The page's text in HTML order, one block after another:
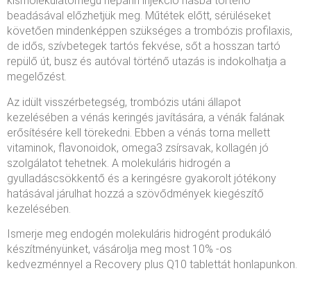
beadásával előzhetjük meg. Műtétek előtt, sérüléseket
követően mindenképpen szükséges a trombózis profilaxis,
de idős, szívbetegek tartós fekvése, sőt a hosszan tartó
repülő út, busz és autóval történő utazás is indokolhatja a
megelőzést.
Az idült visszérbetegség, trombózis utáni állapot
kezelésében a vénás keringés javítására, a vénák falának
erősítésére kell törekedni. Ebben a vénás torna mellett
vitaminok, flavonoidok, omega3 zsírsavak, kollagén jó
szolgálatot tehetnek. A molekuláris hidrogén a
gyulladáscsökkentő és a keringésre gyakorolt jótékony
hatásával járulhat hozzá a szövődmények kiegészítő
kezelésében.
Ismerje meg endogén molekuláris hidrogént produkáló
készítményünket, vásárolja meg most 10% -os
kedvezménnyel a Recovery plus Q10 tablettát honlapunkon.